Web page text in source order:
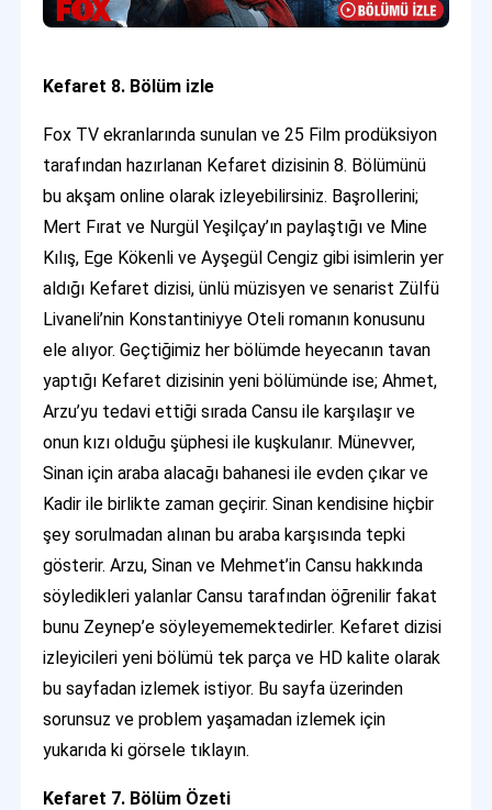
Kefaret 8. Bölüm izle
Fox TV ekranlarında sunulan ve 25 Film prodüksiyon
tarafından hazırlanan Kefaret dizisinin 8. Bölümünü
bu akşam online olarak izleyebilirsiniz. Başrollerini;
Mert Fırat ve Nurgül Yeşilçay’ın paylaştığı ve Mine
Kılış, Ege Kökenli ve Ayşegül Cengiz gibi isimlerin yer
aldığı Kefaret dizisi, ünlü müzisyen ve senarist Zülfü
Livaneli’nin Konstantiniyye Oteli romanın konusunu
ele alıyor. Geçtiğimiz her bölümde heyecanın tavan
yaptığı Kefaret dizisinin yeni bölümünde ise; Ahmet,
Arzu’yu tedavi ettiği sırada Cansu ile karşılaşır ve
onun kızı olduğu şüphesi ile kuşkulanır. Münevver,
Sinan için araba alacağı bahanesi ile evden çıkar ve
Kadir ile birlikte zaman geçirir. Sinan kendisine hiçbir
şey sorulmadan alınan bu araba karşısında tepki
gösterir. Arzu, Sinan ve Mehmet’in Cansu hakkında
söyledikleri yalanlar Cansu tarafından öğrenilir fakat
bunu Zeynep’e söyleyememektedirler. Kefaret dizisi
izleyicileri yeni bölümü tek parça ve HD kalite olarak
bu sayfadan izlemek istiyor. Bu sayfa üzerinden
sorunsuz ve problem yaşamadan izlemek için
yukarıda ki görsele tıklayın.
Kefaret 7. Bölüm Özeti